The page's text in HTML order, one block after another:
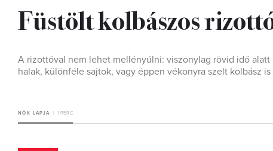
Füstölt kolbászos
A rizottóval nem lehet mellényúlni: viszonylag rövid idő
halak, különféle sajtok, vagy éppen vékonyra szelt kolbász
NŐK LAPJA 1 PERC